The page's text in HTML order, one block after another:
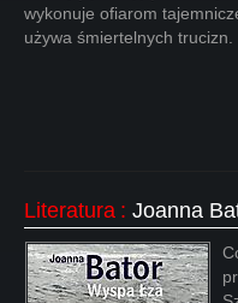
wykonuje ofiarom
używa śmiertelnych trucizn.
Literatura : Joanna